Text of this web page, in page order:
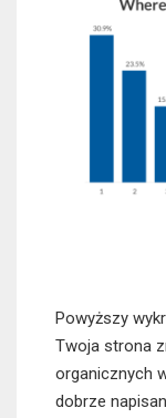
Powyższy
Twoja strona
organicznych
dobrze